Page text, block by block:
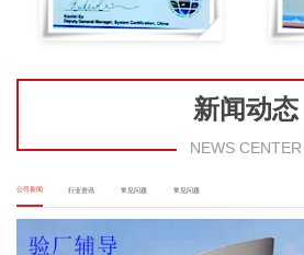
新闻动态
NEWS CENTER
公司新闻 行业资讯 常见问题 常见问题